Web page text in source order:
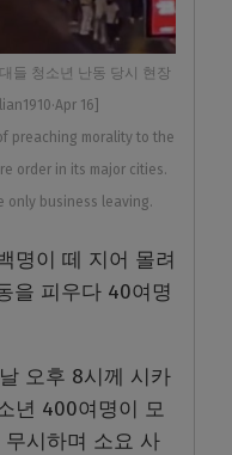
들 청소년 난동 당시 현장
16]
preaching morality to the
order in its major cities.
only business leaving.
명이 떼 지어 몰려
을 피우다 40여명
오후 8시께 시카
년 400여명이 모
시하며 소요 사